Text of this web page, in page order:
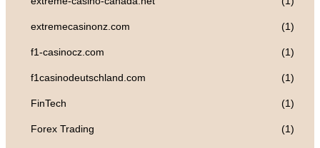
extremecasinonz.com (1)
f1-casinocz.com (1)
f1casinodeutschland.com (1)
FinTech (1)
Forex Trading (1)